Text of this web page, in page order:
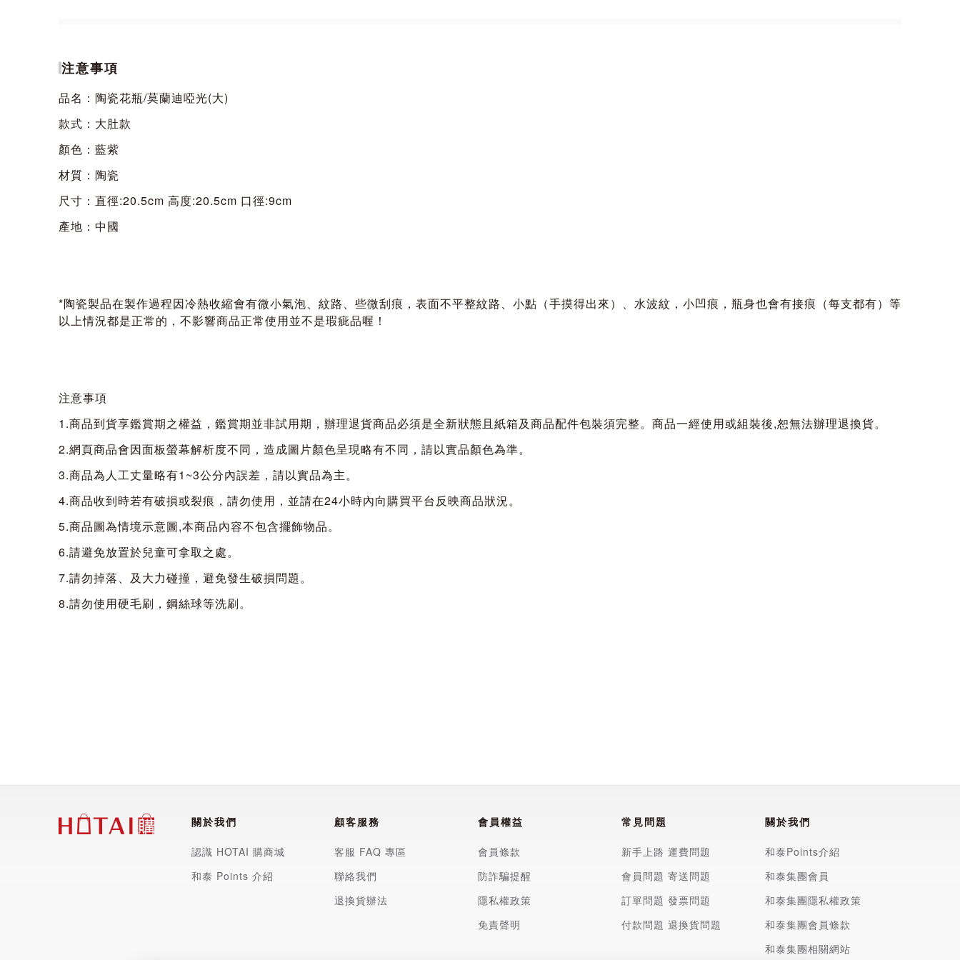
注意事項
品名：陶瓷花瓶/莫蘭迪啞光(大)
款式：大肚款
顏色：藍紫
材質：陶瓷
尺寸：直徑:20.5cm 高度:20.5cm 口徑:9cm
產地：中國
*陶瓷製品在製作過程因冷熱收縮會有微小氣泡、紋路、些微刮痕，表面不平整紋路、小點（手摸得出來）、水波紋，小凹痕，瓶身也會有接痕（每支都有）等
以上情況都是正常的，不影響商品正常使用並不是瑕疵品喔！
注意事項
1.商品到貨享鑑賞期之權益，鑑賞期並非試用期，辦理退貨商品必須是全新狀態且紙箱及商品配件包裝須完整。商品一經使用或組裝後,恕無法辦理退換貨。
2.網頁商品會因面板螢幕解析度不同，造成圖片顏色呈現略有不同，請以實品顏色為準。
3.商品為人工丈量略有1~3公分內誤差，請以實品為主。
4.商品收到時若有破損或裂痕，請勿使用，並請在24小時內向購買平台反映商品狀況。
5.商品圖為情境示意圖,本商品內容不包含擺飾物品。
6.請避免放置於兒童可拿取之處。
7.請勿掉落、及大力碰撞，避免發生破損問題。
8.請勿使用硬毛刷，鋼絲球等洗刷。
關於我們
認識 HOTAI 購商城
和泰 Points 介紹
顧客服務
客服 FAQ 專區
聯絡我們
退換貨辦法
會員權益
會員條款
防詐騙提醒
隱私權政策
免責聲明
常見問題
新手上路
會員問題
訂單問題
付款問題
運費問題
寄送問題
發票問題
退換貨問題
關於我們
和泰Points介紹
和泰集團會員
和泰集團隱私權政策
和泰集團會員條款
和泰集團相關網站